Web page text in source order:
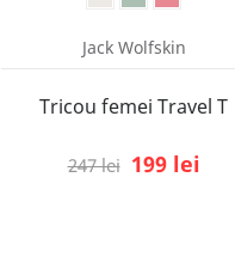
Jack Wolfskin
Tricou femei Travel T
247 lei 199 lei